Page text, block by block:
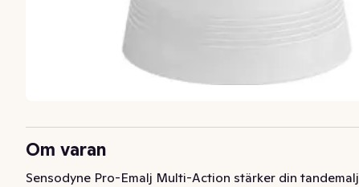
Om varan
Sensodyne Pro-Emalj Multi-Action stärker din tandemalj